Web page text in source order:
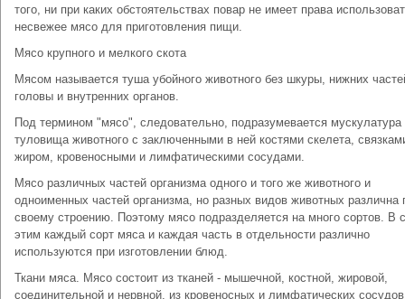
того, ни при каких обстоятельствах повар не имеет права
несвежее мясо для приготовления пищи.
Мясо крупного и мелкого скота
Мясом называется туша убойного животного без шкуры, нижних
головы и внутренних органов.
Под термином "мясо", следовательно, подразумевается мускулатура
туловища животного с заключенными в ней костями скелета,
жиром, кровеносными и лимфатическими сосудами.
Мясо различных частей организма одного и того же животного и
одноименных частей организма, но разных видов животных различна
своему строению. Поэтому мясо подразделяется на много сортов. В
этим каждый сорт мяса и каждая часть в отдельности различно
используются при изготовлении блюд.
Ткани мяса. Мясо состоит из тканей - мышечной, костной, жировой,
соединительной и нервной, из кровеносных и лимфатических